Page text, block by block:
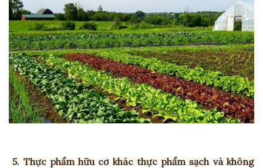
5. Thực phẩm hữu cơ khác thực phẩm sạch và không